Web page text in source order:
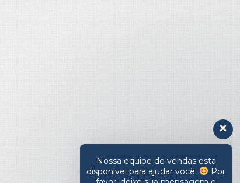
retornaremos seu contato assim
Olá, em que posso ajudar?